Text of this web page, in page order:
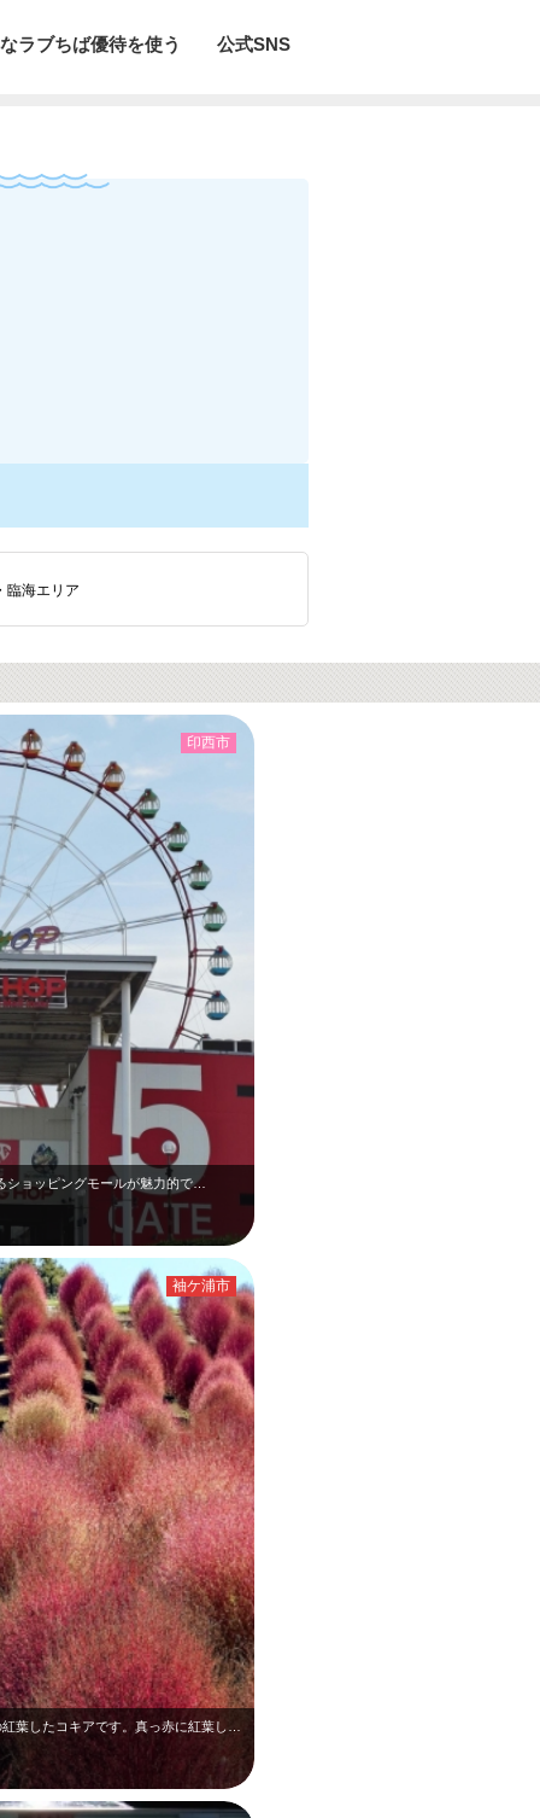
ラブちば優待を使う 公式SNS
臨海エリア
ショッピングモールが魅力的で…
印西市
袖ケ浦市